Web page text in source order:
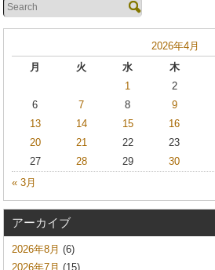
2026年4月
月
火 水 木
1
2
6
7 8 9
13
14 15 16
20
21 22 23
27
28 29
30
« 3月
アーカイブ
2026年8月 (6)
2026年7月 (15)